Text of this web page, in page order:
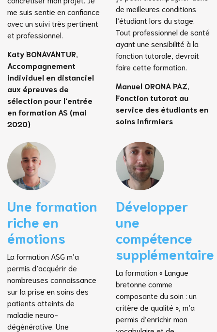
me suis sentie en confiance
avec un suivi très pertinent
et professionnel.
Katy BONAVANTUR
Accompagnement
individuel en distanciel
aux épreuves de
sélection pour l'entrée
en formation AS (mai
2020)
de meilleures conditions
l’étudiant lors du stage.
Tout professionnel de santé
ayant une sensibilité à la
fonction tutorale, devrait
faire cette formation.
Manuel ORONA PAZ
Fonction tutorat au
service des étudiants en
soins infirmiers
Une formation
riche en
émotions
La formation ASG m’a
permis d’acquérir de
nombreuses connaissance
sur la prise en soins des
patients atteints de
maladie neuro-
dégénérative. Une
Développer
une
compétence
supplémentaire
La formation « Langue
bretonne comme
composante du soin : un
critère de qualité », m’a
permis d’enrichir mon